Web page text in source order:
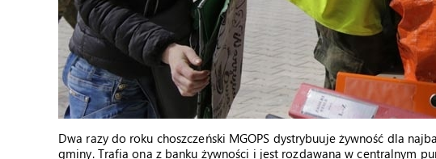
Dwa razy do roku choszczeński MGOPS dystrybuuje żywność dla
gminy. Trafia ona z banku żywności i jest rozdawana w centralnym